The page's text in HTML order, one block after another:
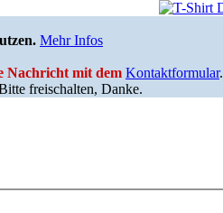
Mehr Infos
Nachricht mit dem Kontaktformular.
freischalten, Danke.